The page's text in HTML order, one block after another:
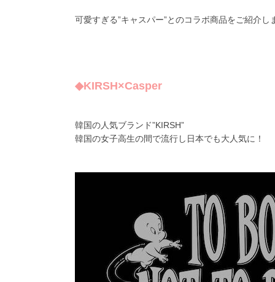
可愛すぎる”キャスパー”とのコラボ商品をご紹介し
◆KIRSH×Casper
韓国の人気ブランド”KIRSH”
韓国の女子高生の間で流行し日本でも大人気に！